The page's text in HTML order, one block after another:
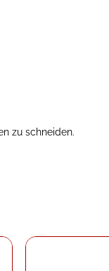
zu schneiden.